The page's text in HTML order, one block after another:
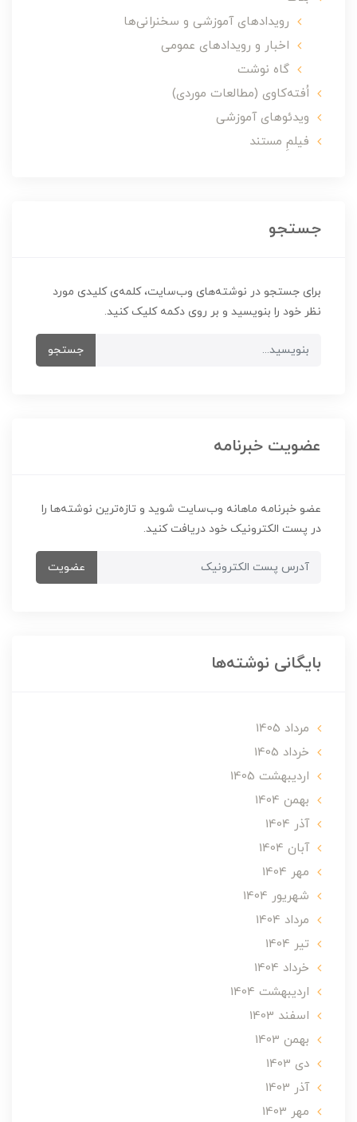
رویدادهای آموزشی و سخنرانی‌ها
اخبار و رویدادهای عمومی
گاه نوشت
اُفته‌کاوی (مطالعات موردی)
ویدئوهای آموزشی
فیلمِ مستند
جستجو
برای جستجو در نوشته‌های وب‌سایت، کلمه‌ی کلیدی مورد
نظر خود را بنویسید و بر روی دکمه کلیک کنید.
جستجو
عضویت خبرنامه
عضو خبرنامه ماهانه وب‌سایت شوید و تازه‌ترین نوشته‌ها را
در پست الکترونیک خود دریافت کنید.
عضویت
بایگانی نوشته‌ها
مرداد 1405
خرداد 1405
ارديبهشت 1405
بهمن 1404
آذر 1404
آبان 1404
مهر 1404
شهریور 1404
مرداد 1404
تير 1404
خرداد 1404
ارديبهشت 1404
اسفند 1403
بهمن 1403
دی 1403
آذر 1403
مهر 1403